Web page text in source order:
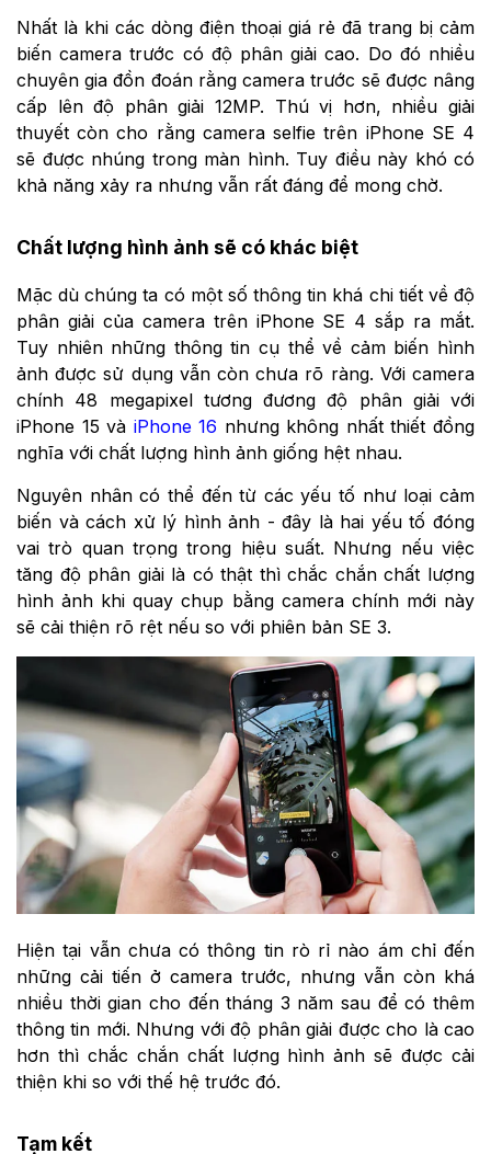
Nhất là khi các dòng điện thoại giá rẻ đã trang bị cảm
biến camera trước có độ phân giải cao. Do đó nhiều
chuyên gia đồn đoán rằng camera trước sẽ được nâng
cấp lên độ phân giải 12MP. Thú vị hơn, nhiều giải
thuyết còn cho rằng camera selfie trên iPhone SE 4
sẽ được nhúng trong màn hình. Tuy điều này khó có
khả năng xảy ra nhưng vẫn rất đáng để mong chờ.
Chất lượng hình ảnh sẽ có khác biệt
Mặc dù chúng ta có một số thông tin khá chi tiết về độ
phân giải của camera trên iPhone SE 4 sắp ra mắt.
Tuy nhiên những thông tin cụ thể về cảm biến hình
ảnh được sử dụng vẫn còn chưa rõ ràng. Với camera
chính 48 megapixel tương đương độ phân giải với
iPhone 15 và iPhone 16 nhưng không nhất thiết đồng
nghĩa với chất lượng hình ảnh giống hệt nhau.
Nguyên nhân có thể đến từ các yếu tố như loại cảm
biến và cách xử lý hình ảnh - đây là hai yếu tố đóng
vai trò quan trọng trong hiệu suất. Nhưng nếu việc
tăng độ phân giải là có thật thì chắc chắn chất lượng
hình ảnh khi quay chụp bằng camera chính mới này
sẽ cải thiện rõ rệt nếu so với phiên bản SE 3.
Hiện tại vẫn chưa có thông tin rò rỉ nào ám chỉ đến
những cải tiến ở camera trước, nhưng vẫn còn khá
nhiều thời gian cho đến tháng 3 năm sau để có thêm
thông tin mới. Nhưng với độ phân giải được cho là cao
hơn thì chắc chắn chất lượng hình ảnh sẽ được cải
thiện khi so với thế hệ trước đó.
Tạm kết